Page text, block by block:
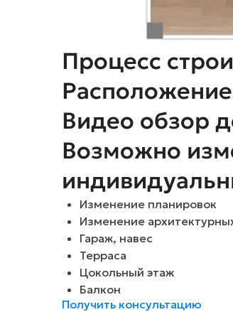
Процесс
Видео обзор
Возможно
Изменение планировок
Изменение
Гараж, навес
Терраса
Цокольный этаж
Балкон
Получить консультацию